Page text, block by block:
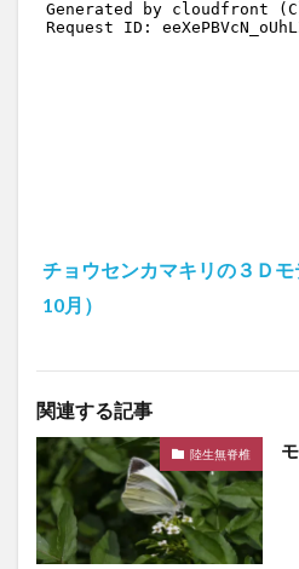
チョウセンカマキリの３Ｄ
10月）
関連する記事
陸生無脊椎